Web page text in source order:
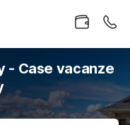
- Case vacanze